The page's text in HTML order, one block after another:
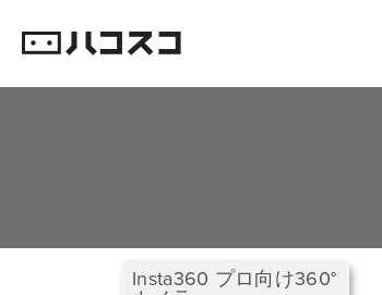
Insta360 プロ向け360°